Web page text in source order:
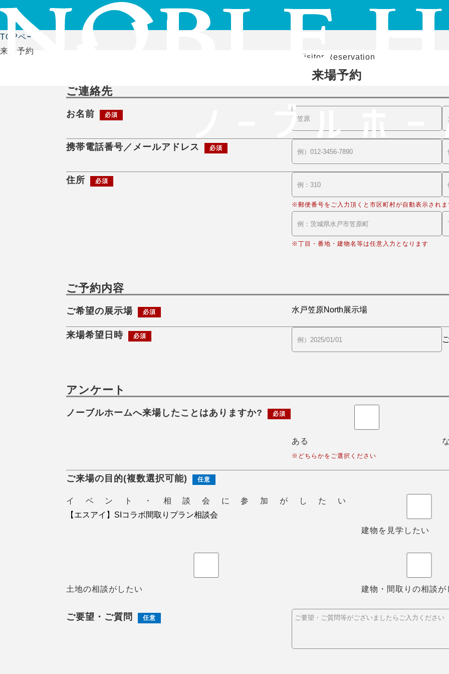
TOPページ
来場予約
Visitor Reservation
来場予約
ご連絡先
お名前 必須
携帯電話番号／メールアドレス 必須
住所 必須
※郵便番号をご入力頂くと市区町村が自動表示されま
※丁目・番地・建物名等は任意入力となります
ご予約内容
ご希望の展示場 必須
来場希望日時 必須
アンケート
ノーブルホームへ来場したことはありますか? 必須
ある
※どちらかをご選択ください
ご来場の目的(複数選択可能) 任意
イベント・相談会に参加がしたい
建物を見学したい
土地の相談がしたい 建物・間取りの相談が
ご要望・ご質問 任意